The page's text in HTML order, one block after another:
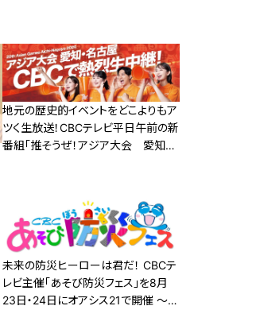
地元の歴史的イベントをどこよりもア
ツく生放送！CBCテレビ平日午前の新
番組「推そうぜ！アジア大会 愛知・
未来の防災ヒーローは君だ！ CBCテ
レビ主催「あそび防災フェス」を8月
23日・24日にオアシス21で開催 〜夏